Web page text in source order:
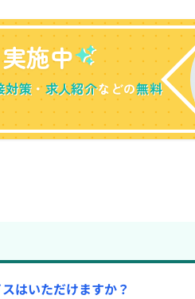
施中
対策 ・求人紹介などの無料
はいただけますか？